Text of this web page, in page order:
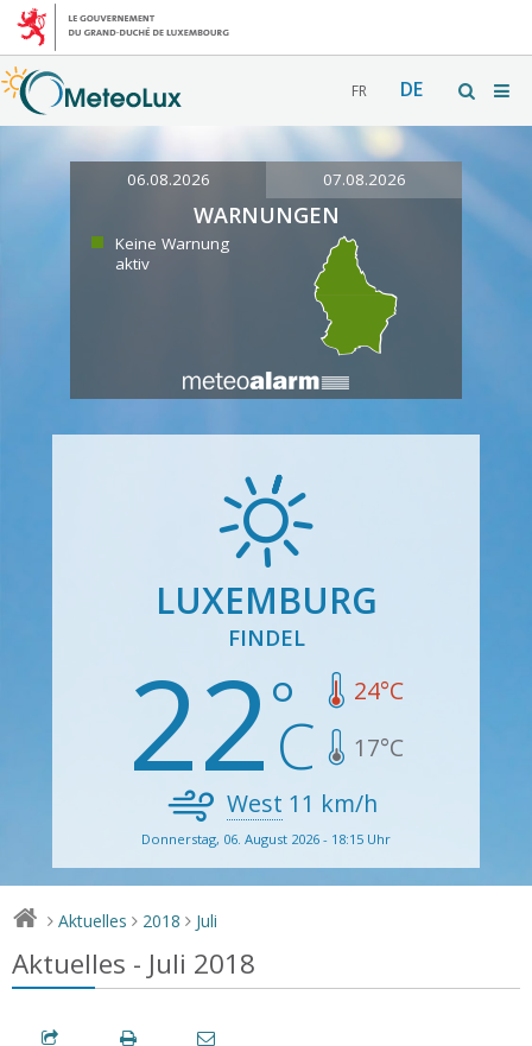
FR DE
06.08.2026 07.08.2026
WARNUNGEN
Keine Warnung
aktiv
LUXEMBURG
FINDEL
22 24°C
17°C
West 11 km/h
Donnerstag, 06. August 2026 - 18:15 Uhr
> Aktuelles > 2018 > Juli
Aktuelles - Juli 2018